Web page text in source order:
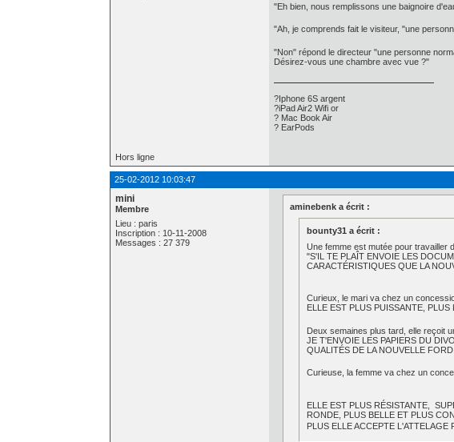
"Eh bien, nous remplissons une baignoire
"Ah, je comprends fait le visiteur, "une
"Non" répond le directeur "une personne
Désirez-vous une chambre avec vue ?"
?Iphone 6S argent
?iPad Air2 Wifi or
? Mac Book Air
? EarPods
Hors ligne
25-02-2012 10:03:47
mini
Membre
Lieu : paris
Inscription : 10-11-2008
Messages : 27 379
aminebenk a écrit :
bounty31 a écrit :
Une femme est mutée pour travailler
"S'IL TE PLAÎT ENVOIE LES
CARACTÉRISTIQUES QUE LA
Curieux, le mari va chez un
ELLE EST PLUS PUISSANTE,
Deux semaines plus tard, elle reçoit
JE T'ENVOIE LES PAPIERS DU
QUALITÉS DE LA NOUVELLE
Curieuse, la femme va chez un
ELLE EST PLUS RÉSISTANTE,
RONDE, PLUS BELLE ET PLUS
PLUS ELLE ACCEPTE L'ATTELAGE